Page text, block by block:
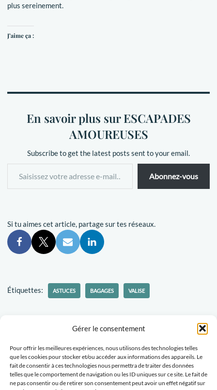
Gérer le consentement
Pour offrir les meilleures expériences, nous utilisons des technologies telles
que les cookies pour stocker et/ou accéder aux informations des appareils. Le
fait de consentir à ces technologies nous permettra de traiter des données
telles que le comportement de navigation ou les ID uniques sur ce site. Le fait de
ne pas consentir ou de retirer son consentement peut avoir un effet négatif sur
plus sereinement.
J’aime ça :
En savoir plus sur ESCAPADES
AMOUREUSES
Subscribe to get the latest posts sent to your email.
Abonnez-vous
Si tu aimes cet article, partage sur tes réseaux.
Étiquettes: ASTUCES BAGAGES VALISE
Politique-confidentialités
Travaillons ensemble
Tu veux recevoir des nouvelles d'Escapades Amoureuses ?